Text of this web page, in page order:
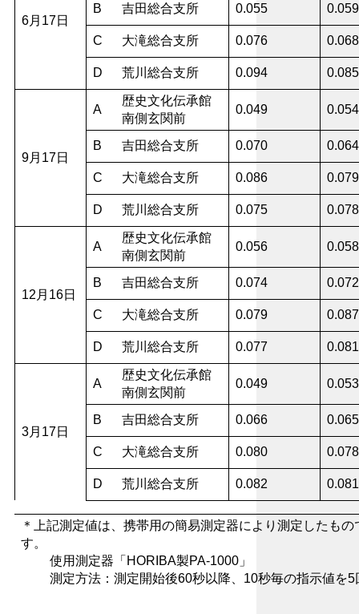
6月17日
B 吉田総合支所 0.055 0.059
C 大滝総合支所 0.076 0.068
D 荒川総合支所 0.094 0.085
9月17日
A
歴史文化伝承館
南側玄関前
0.049 0.054
B 吉田総合支所 0.070 0.064
C 大滝総合支所 0.086 0.079
D 荒川総合支所 0.075 0.078
12月16日
A
歴史文化伝承館
南側玄関前
0.056 0.058
B 吉田総合支所 0.074 0.072
C 大滝総合支所 0.079 0.087
D 荒川総合支所 0.077 0.081
3月17日
A
歴史文化伝承館
南側玄関前
0.049 0.053
B 吉田総合支所 0.066 0.065
C 大滝総合支所 0.080 0.078
D 荒川総合支所 0.082 0.081
＊上記測定値は、 携帯用の簡易測定器により測定したも
す。
使用測定器「HORIBA製PA-1000」
測定方法：測定開始後60秒以降、10秒毎の指示値を5